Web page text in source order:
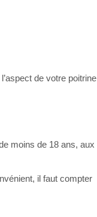
de votre poitrine
moins de 18 ans, aux
il faut compter